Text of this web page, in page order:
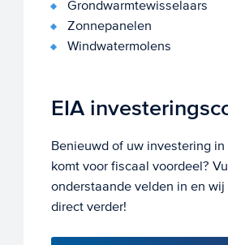
Grondwarmtewisselaars
Zonnepanelen
Windwatermolens
EIA
Benieuwd of uw investering
komt voor fiscaal voordeel?
onderstaande velden in en wij
direct verder!